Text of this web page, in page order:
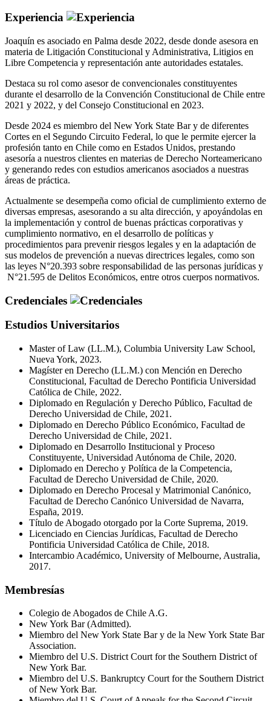
Experiencia
Joaquín es asociado en Palma desde 2022, desde donde asesora en
materia de Litigación Constitucional y Administrativa, Litigios en
Libre Competencia y representación ante autoridades estatales.
Destaca su rol como asesor de convencionales constituyentes
durante el desarrollo de la Convención Constitucional de Chile entre
2021 y 2022, y del Consejo Constitucional en 2023.
Desde 2024 es miembro del New York State Bar y de diferentes
Cortes en el Segundo Circuito Federal, lo que le permite ejercer la
profesión tanto en Chile como en Estados Unidos, prestando
asesoría a nuestros clientes en materias de Derecho Norteamericano
y generando redes con estudios americanos asociados a nuestras
áreas de práctica.
Actualmente se desempeña como oficial de cumplimiento externo de
diversas empresas, asesorando a su alta dirección, y apoyándolas en
la implementación y control de buenas prácticas corporativas y
cumplimiento normativo, en el desarrollo de políticas y
procedimientos para prevenir riesgos legales y en la adaptación de
sus modelos de prevención a nuevas directrices legales, como son
las leyes N°20.393 sobre responsabilidad de las personas jurídicas y
N°21.595 de Delitos Económicos, entre otros cuerpos normativos.
Credenciales
Estudios Universitarios
Master of Law (LL.M.), Columbia University Law School,
Nueva York, 2023.
Magíster en Derecho (LL.M.) con Mención en Derecho
Constitucional, Facultad de Derecho Pontificia Universidad
Católica de Chile, 2022.
Diplomado en Regulación y Derecho Público, Facultad de
Derecho Universidad de Chile, 2021.
Diplomado en Derecho Público Económico, Facultad de
Derecho Universidad de Chile, 2021.
Diplomado en Desarrollo Institucional y Proceso
Constituyente, Universidad Autónoma de Chile, 2020.
Diplomado en Derecho y Política de la Competencia,
Facultad de Derecho Universidad de Chile, 2020.
Diplomado en Derecho Procesal y Matrimonial Canónico,
Facultad de Derecho Canónico Universidad de Navarra,
España, 2019.
Título de Abogado otorgado por la Corte Suprema, 2019.
Licenciado en Ciencias Jurídicas, Facultad de Derecho
Pontificia Universidad Católica de Chile, 2018.
Intercambio Académico, University of Melbourne, Australia,
2017.
Membresías
Colegio de Abogados de Chile A.G.
New York Bar (Admitted).
Miembro del New York State Bar y de la New York State Bar
Association.
Miembro del U.S. District Court for the Southern District of
New York Bar.
Miembro del U.S. Bankruptcy Court for the Southern District
of New York Bar.